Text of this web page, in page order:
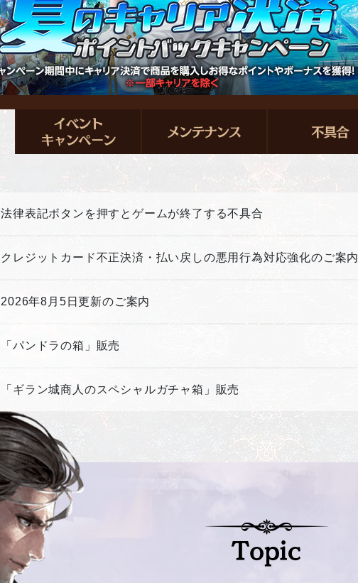
法律表記ボタンを押すとゲームが終了する不具合
クレジットカード不正決済・払い戻しの悪用行為対応強化のご案内
2026年8月5日更新のご案内
「パンドラの箱」販売
「ギラン城商人のスペシャルガチャ箱」販売